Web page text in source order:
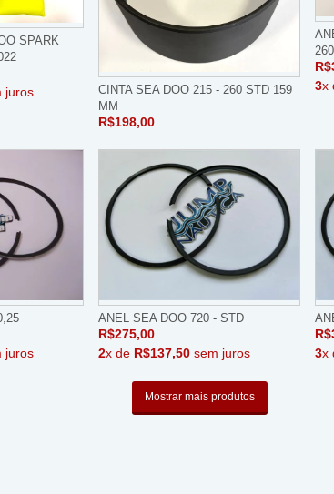
SPARK
juros
CINTA SEA DOO 215 - 260 STD 159
MM
R$198,00
3x
juros
ANEL SEA DOO 720 - STD
R$275,00
2x de R$137,50 sem juros
3x
Mostrar mais produtos